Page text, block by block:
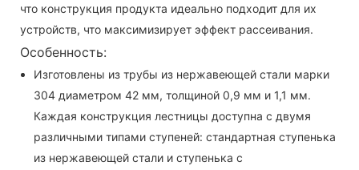
что конструкция продукта идеально подходит для их
устройств, что максимизирует эффект рассеивания.
Особенность:
Изготовлены из трубы из нержавеющей стали марки
304 диаметром 42 мм, толщиной 0,9 мм и 1,1 мм.
Каждая конструкция лестницы доступна с двумя
различными типами ступеней: стандартная ступенька
из нержавеющей стали и ступенька с